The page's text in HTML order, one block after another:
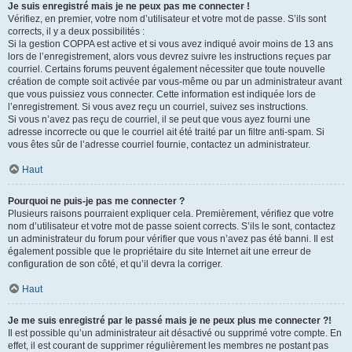
Je suis enregistré mais je ne peux pas me connecter !
Vérifiez, en premier, votre nom d’utilisateur et votre mot de passe. S’ils sont
corrects, il y a deux possibilités :
Si la gestion COPPA est active et si vous avez indiqué avoir moins de 13 ans
lors de l’enregistrement, alors vous devrez suivre les instructions reçues par
courriel. Certains forums peuvent également nécessiter que toute nouvelle
création de compte soit activée par vous-même ou par un administrateur avant
que vous puissiez vous connecter. Cette information est indiquée lors de
l’enregistrement. Si vous avez reçu un courriel, suivez ses instructions.
Si vous n’avez pas reçu de courriel, il se peut que vous ayez fourni une
adresse incorrecte ou que le courriel ait été traité par un filtre anti-spam. Si
vous êtes sûr de l’adresse courriel fournie, contactez un administrateur.
Haut
Pourquoi ne puis-je pas me connecter ?
Plusieurs raisons pourraient expliquer cela. Premièrement, vérifiez que votre
nom d’utilisateur et votre mot de passe soient corrects. S’ils le sont, contactez
un administrateur du forum pour vérifier que vous n’avez pas été banni. Il est
également possible que le propriétaire du site Internet ait une erreur de
configuration de son côté, et qu’il devra la corriger.
Haut
Je me suis enregistré par le passé mais je ne peux plus me connecter ?!
Il est possible qu’un administrateur ait désactivé ou supprimé votre compte. En
effet, il est courant de supprimer régulièrement les membres ne postant pas